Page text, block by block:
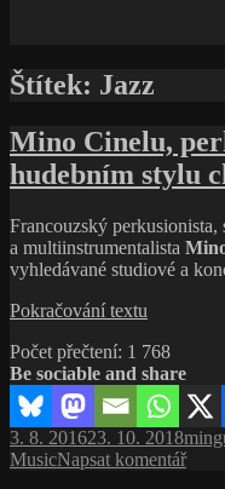
Štítek: Jazz
Mino Cinelu,
hudebním stylu
Francouzský
a multiinstrumentalista
vyhledávané studiové a
Pokračování textu
vyrůstající
na
hudebním
stylu
chouval
Počet přečtení: 1 768
Be sociable and share
Publikováno:
3. 8. 201623. 10. 2018
MusicNapsat komentářpro